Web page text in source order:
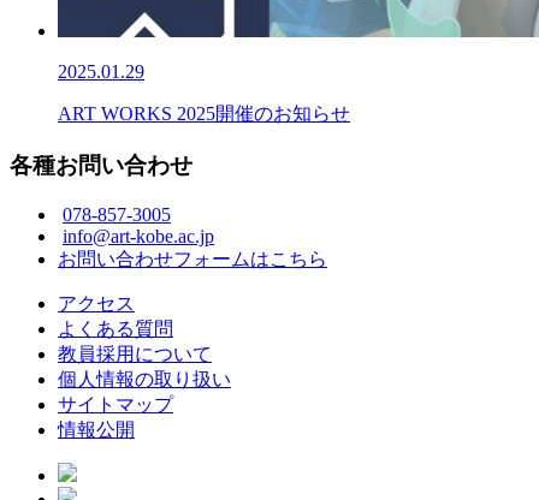
2025.01.29
ART WORKS 2025開催のお知らせ
各種お問い合わせ
078-857-3005
info@art-kobe.ac.jp
お問い合わせフォームはこちら
アクセス
よくある質問
教員採用について
個人情報の取り扱い
サイトマップ
情報公開